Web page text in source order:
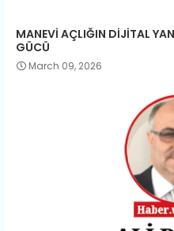
MANEVİ AÇLIĞIN DİJİTAL
GÜCÜ
March 09, 2026